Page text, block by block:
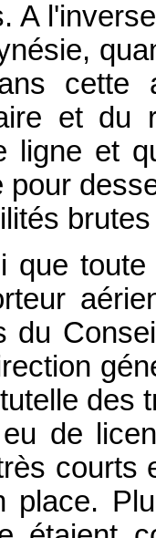
A
cette
et
ligne et
pour
que
du
des
de
courts
place.